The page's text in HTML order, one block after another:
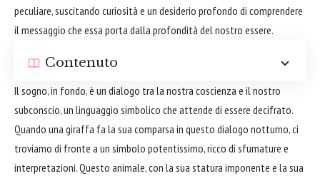
peculiare, suscitando curiosità e un desiderio profondo di comprendere
il messaggio che essa porta dalla profondità del nostro essere.
Contenuto
Il sogno, in fondo, è un dialogo tra la nostra coscienza e il nostro
subconscio, un linguaggio simbolico che attende di essere decifrato.
Quando una giraffa fa la sua comparsa in questo dialogo notturno, ci
troviamo di fronte a un simbolo potentissimo, ricco di sfumature e
interpretazioni. Questo animale, con la sua statura imponente e la sua